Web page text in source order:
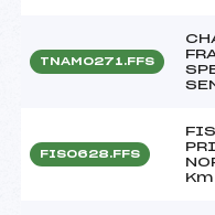
TNAM0271.FFS
FIS0628.FFS
FIS
Km